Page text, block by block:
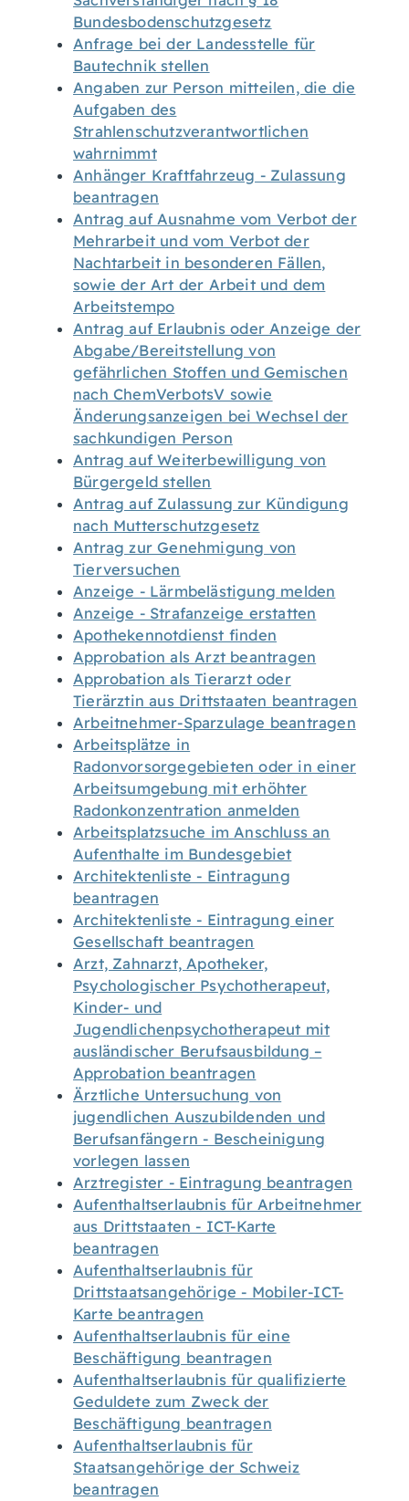
Bundesbodenschutzgesetz
Anfrage bei der Landesstelle für
Bautechnik stellen
Angaben zur Person mitteilen, die die
Aufgaben des
Strahlenschutzverantwortlichen
wahrnimmt
Anhänger Kraftfahrzeug - Zulassung
beantragen
Antrag auf Ausnahme vom Verbot der
Mehrarbeit und vom Verbot der
Nachtarbeit in besonderen Fällen,
sowie der Art der Arbeit und dem
Arbeitstempo
Antrag auf Erlaubnis oder Anzeige der
Abgabe/Bereitstellung von
gefährlichen Stoffen und Gemischen
nach ChemVerbotsV sowie
Änderungsanzeigen bei Wechsel der
sachkundigen Person
Antrag auf Weiterbewilligung von
Bürgergeld stellen
Antrag auf Zulassung zur Kündigung
nach Mutterschutzgesetz
Antrag zur Genehmigung von
Tierversuchen
Anzeige - Lärmbelästigung melden
Anzeige - Strafanzeige erstatten
Apothekennotdienst finden
Approbation als Arzt beantragen
Approbation als Tierarzt oder
Tierärztin aus Drittstaaten beantragen
Arbeitnehmer-Sparzulage beantragen
Arbeitsplätze in
Radonvorsorgegebieten oder in einer
Arbeitsumgebung mit erhöhter
Radonkonzentration anmelden
Arbeitsplatzsuche im Anschluss an
Aufenthalte im Bundesgebiet
Architektenliste - Eintragung
beantragen
Architektenliste - Eintragung einer
Gesellschaft beantragen
Arzt, Zahnarzt, Apotheker,
Psychologischer Psychotherapeut,
Kinder- und
Jugendlichenpsychotherapeut mit
ausländischer Berufsausbildung –
Approbation beantragen
Ärztliche Untersuchung von
jugendlichen Auszubildenden und
Berufsanfängern - Bescheinigung
vorlegen lassen
Arztregister - Eintragung beantragen
Aufenthaltserlaubnis für Arbeitnehmer
aus Drittstaaten - ICT-Karte
beantragen
Aufenthaltserlaubnis für
Drittstaatsangehörige - Mobiler-ICT-
Karte beantragen
Aufenthaltserlaubnis für eine
Beschäftigung beantragen
Aufenthaltserlaubnis für qualifizierte
Geduldete zum Zweck der
Beschäftigung beantragen
Aufenthaltserlaubnis für
Staatsangehörige der Schweiz
beantragen